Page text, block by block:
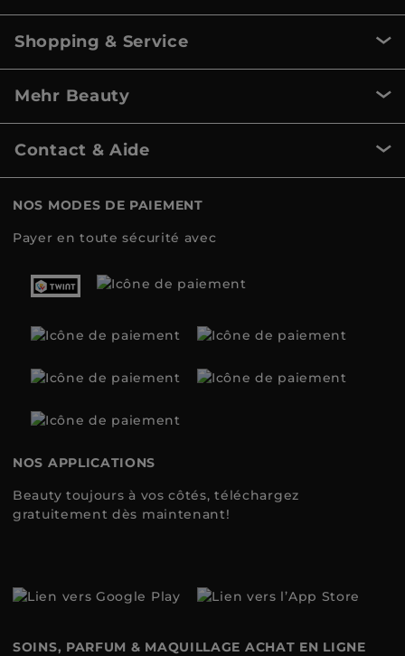
Shopping & Service
Mehr Beauty
Contact & Aide
NOS MODES DE PAIEMENT
Payer en toute sécurité avec
NOS APPLICATIONS
Beauty toujours à vos côtés, téléchargez
gratuitement dès maintenant!
SOINS, PARFUM & MAQUILLAGE ACHAT EN LIGNE